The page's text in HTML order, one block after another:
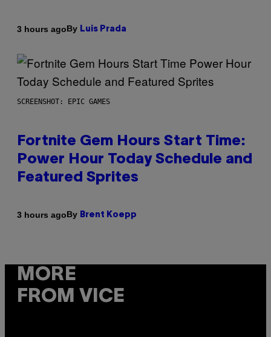
3 hours agoBy Luis Prada
SCREENSHOT: EPIC GAMES
Fortnite Gem Hours Start Time:
Power Hour Today Schedule and
Featured Sprites
3 hours agoBy Brent Koepp
MORE
FROM VICE